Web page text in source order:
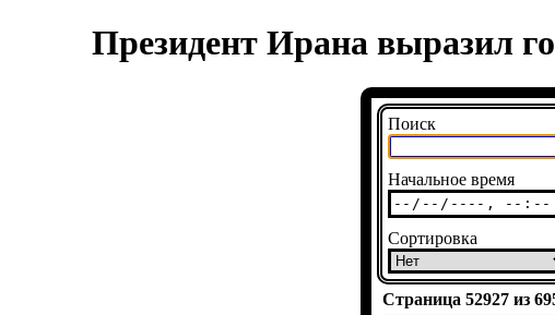
Президент Ирана выразил
Поиск
Начальное время
Сортировка
Страница 52927 из